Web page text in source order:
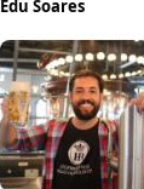
Edu Soares